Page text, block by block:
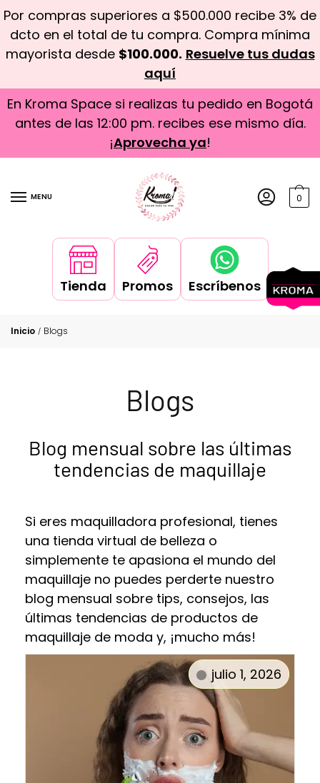
Por compras superiores a $500.000 recibe 3% de
dcto en el total de tu compra. Compra mínima
mayorista desde $100.000. Resuelve tus dudas
aquí
En Kroma Space si realizas tu pedido en Bogotá
antes de las 12:00 pm. recibes ese mismo día.
¡Aprovecha ya!
MENU 0
Tienda Promos Escríbenos
Inicio / Blogs
Blogs
Blog mensual sobre las últimas
tendencias de maquillaje
Si eres maquilladora profesional, tienes
una tienda virtual de belleza o
simplemente te apasiona el mundo del
maquillaje no puedes perderte nuestro
blog mensual sobre tips, consejos, las
últimas tendencias de productos de
maquillaje de moda y, ¡mucho más!
julio 1, 2026